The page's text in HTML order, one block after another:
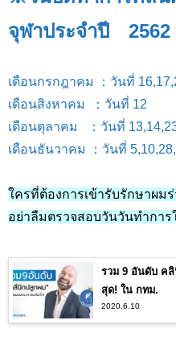
จุฬาประจำปี 2562
เดือนกรกฎาคม ：วันที่
เดือนสิงหาคม ：วันที่ 12
เดือนตุลาคม ：วันที่
เดือนธันวาคม ：วันที่
ใครที่ต้องการเข้ารับรักษาผม
อย่าลืมตรวจสอบวันวันทำการ
รวม 9 อันดับ ค
สุด! ใน กทม.
2020.6.10